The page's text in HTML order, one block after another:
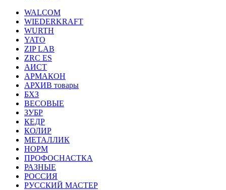
WALCOM
WIEDERKRAFT
WURTH
YATO
ZIP LAB
ZRC ES
АИСТ
АРМАКОН
АРХИВ товары
БХЗ
ВЕСОВЫЕ
ЗУБР
КЕДР
КОЛИР
МЕТАЛЛИК
НОРМ
ПРОФОСНАСТКА
РАЗНЫЕ
РОССИЯ
РУССКИЙ МАСТЕР